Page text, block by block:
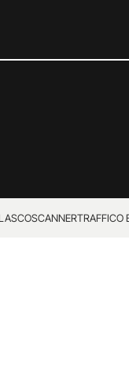
SCANNERTRAFFICO